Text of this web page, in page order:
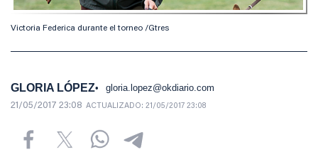
Victoria Federica durante el torneo /Gtres
GLORIA LÓPEZ gloria.lopez@okdiario.com
21/05/2017 23:08 ACTUALIZADO: 21/05/2017 23:08